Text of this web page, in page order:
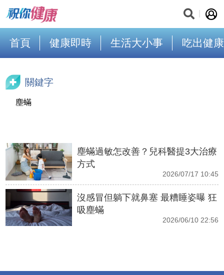
首頁 健康即時 生活大小事 吃出健康
關鍵字
塵蟎
塵蟎過敏怎改善？兒科醫提3大治療
方式
2026/07/17 10:45
沒感冒但躺下就鼻塞 最糟睡姿曝 狂
吸塵蟎
2026/06/10 22:56